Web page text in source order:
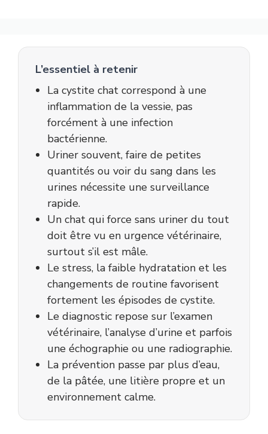
L’essentiel à retenir
La cystite chat correspond à une
inflammation de la vessie, pas
forcément à une infection
bactérienne.
Uriner souvent, faire de petites
quantités ou voir du sang dans les
urines nécessite une surveillance
rapide.
Un chat qui force sans uriner du tout
doit être vu en urgence vétérinaire,
surtout s’il est mâle.
Le stress, la faible hydratation et les
changements de routine favorisent
fortement les épisodes de cystite.
Le diagnostic repose sur l’examen
vétérinaire, l’analyse d’urine et parfois
une échographie ou une radiographie.
La prévention passe par plus d’eau,
de la pâtée, une litière propre et un
environnement calme.